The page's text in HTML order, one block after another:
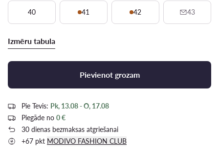
40 41 42 43
Izmēru tabula
Pievienot grozam
Pie Tevis: Pk, 13.08 - O, 17.08
Piegāde no 0 €
30 dienas bezmaksas atgriešanai
+67 pkt MODIVO FASHION CLUB